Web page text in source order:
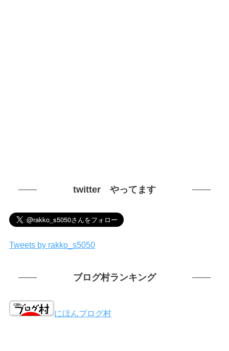
twitter やってます
Tweets by rakko_s5050
ブログ村ランキング
にほんブログ村